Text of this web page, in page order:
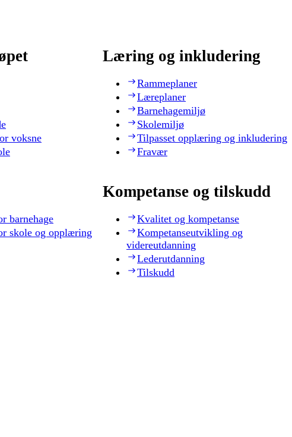
voksne
Læring og inkludering
Rammeplaner
Læreplaner
Barnehagemiljø
Skolemiljø
Tilpasset opplæring og inkludering
Fravær
barnehage
skole og opplæring
Kompetanse og tilskudd
Kvalitet og kompetanse
Kompetanseutvikling og
videreutdanning
Lederutdanning
Tilskudd